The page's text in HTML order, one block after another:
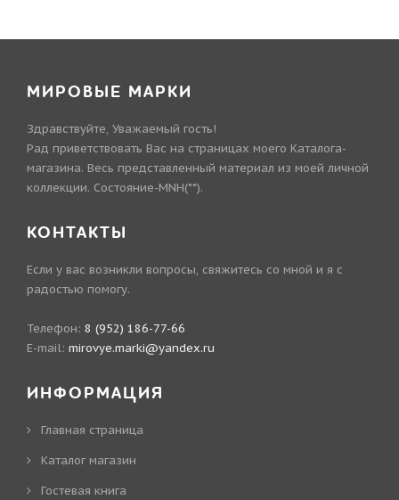
МИРОВЫЕ МАРКИ
Здравствуйте, Уважаемый гость!
Рад приветствовать Вас на страницах моего Каталога-
магазина. Весь представленный материал из моей личной
коллекции. Состояние-MNH(**).
КОНТАКТЫ
Если у вас возникли вопросы, свяжитесь со мной и я с
радостью помогу.
Телефон: 8 (952) 186-77-66
E-mail: mirovye.marki@yandex.ru
ИНФОРМАЦИЯ
Главная страница
Каталог магазин
Гостевая книга